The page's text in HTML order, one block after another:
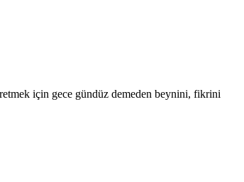
için gece gündüz demeden beynini, fikrini